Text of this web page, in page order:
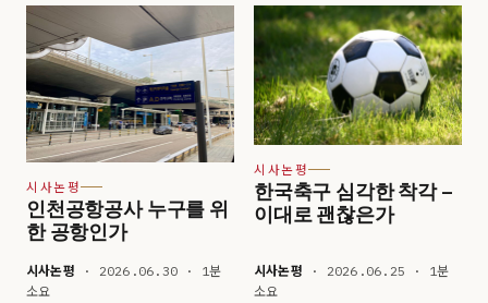
시사논평
인천공항공사 누구를 위
한 공항인가
시사논평 · 2026.06.30 · 1분
소요
시사논평
한국축구 심각한 착각 –
이대로 괜찮은가
시사논평 · 2026.06.25 · 1분
소요